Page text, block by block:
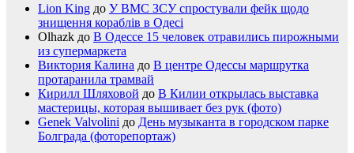
Lion King до У ВМС ЗСУ спростували фейк щодо
знищення кораблів в Одесі
Olhazk до В Одессе 15 человек отравились пирожными
из супермаркета
Виктория Калина до В центре Одессы маршрутка
протаранила трамвай
Кирилл Шляховой до В Килии открылась выставка
мастерицы, которая вышивает без рук (фото)
Genek Valvolini до День музыканта в городском парке
Болграда (фоторепортаж)